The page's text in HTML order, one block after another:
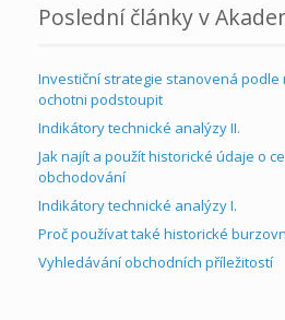
Poslední články v
Investiční strategie stanovená podle
ochotni podstoupit
Indikátory technické analýzy II.
Jak najít a použít historické údaje o
obchodování
Indikátory technické analýzy I.
Proč používat také historické
Vyhledávání obchodních příležitostí